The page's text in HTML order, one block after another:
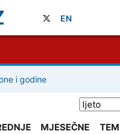
EN
i godine
MJESEČNE